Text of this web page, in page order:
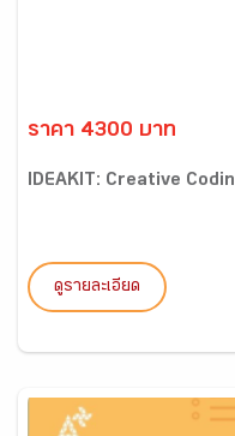
ราคา 4300 บาท
IDEAKIT: Creative
ดูรายละเอียด